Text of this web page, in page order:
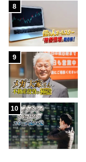
8
9
10